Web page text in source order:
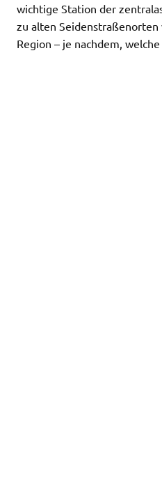
wichtige Station der
zu alten Seidenstraßenorten
Region – je nachdem,